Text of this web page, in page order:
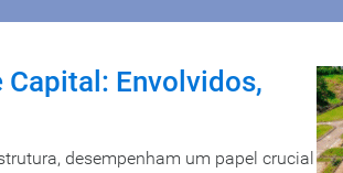
Envolvidos,
desempenham um papel crucial